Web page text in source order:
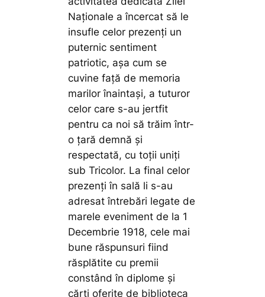
Naționale a încercat să le
insufle celor prezenți un
puternic sentiment
patriotic, așa cum se
cuvine față de memoria
marilor înaintași, a tuturor
celor care s-au jertfit
pentru ca noi să trăim într-
o țară demnă și
respectată, cu toții uniți
sub Tricolor. La final celor
prezenți în sală li s-au
adresat întrebări legate de
marele eveniment de la 1
Decembrie 1918, cele mai
bune răspunsuri fiind
răsplătite cu premii
constând în diplome și
cărţi oferite de biblioteca